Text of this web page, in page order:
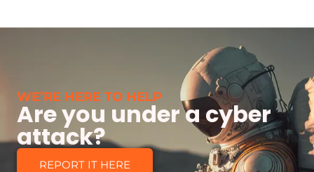
WE’RE HERE TO HELP
Are you under a cyber
attack?
REPORT IT HERE